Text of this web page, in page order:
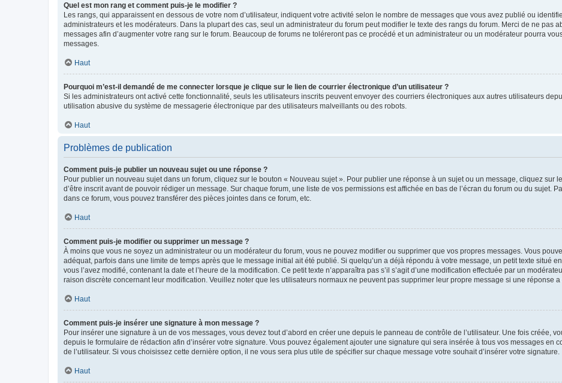
Quel est mon rang et comment puis-je le modifier ?
Les rangs, qui apparaissent en dessous de votre nom d’utilisateur, indiquent votre activité selon le nombre de messages que vous avez publié ou
administrateurs et les modérateurs. Dans la plupart des cas, seul un administrateur du forum peut modifier le texte des rangs du forum. Merci de ne pas
messages afin d’augmenter votre rang sur le forum. Beaucoup de forums ne toléreront pas ce procédé et un administrateur ou un modérateur pourra
messages.
Haut
Pourquoi m’est-il demandé de me connecter lorsque je clique sur le lien de courrier électronique d’un utilisateur ?
Si les administrateurs ont activé cette fonctionnalité, seuls les utilisateurs inscrits peuvent envoyer des courriers électroniques aux autres utilisateurs
utilisation abusive du système de messagerie électronique par des utilisateurs malveillants ou des robots.
Haut
Problèmes de publication
Comment puis-je publier un nouveau sujet ou une réponse ?
Pour publier un nouveau sujet dans un forum, cliquez sur le bouton « Nouveau sujet ». Pour publier une réponse à un sujet ou un message, cliquez sur
d’être inscrit avant de pouvoir rédiger un message. Sur chaque forum, une liste de vos permissions est affichée en bas de l’écran du forum ou du sujet.
dans ce forum, vous pouvez transférer des pièces jointes dans ce forum, etc.
Haut
Comment puis-je modifier ou supprimer un message ?
À moins que vous ne soyez un administrateur ou un modérateur du forum, vous ne pouvez modifier ou supprimer que vos propres messages. Vous
adéquat, parfois dans une limite de temps après que le message initial ait été publié. Si quelqu’un a déjà répondu à votre message, un petit texte situé
vous l’avez modifié, contenant la date et l’heure de la modification. Ce petit texte n’apparaîtra pas s’il s’agit d’une modification effectuée par un
raison discrète concernant leur modification. Veuillez noter que les utilisateurs normaux ne peuvent pas supprimer leur propre message si une réponse a
Haut
Comment puis-je insérer une signature à mon message ?
Pour insérer une signature à un de vos messages, vous devez tout d’abord en créer une depuis le panneau de contrôle de l’utilisateur. Une fois créée,
depuis le formulaire de rédaction afin d’insérer votre signature. Vous pouvez également ajouter une signature qui sera insérée à tous vos messages en
de l’utilisateur. Si vous choisissez cette dernière option, il ne vous sera plus utile de spécifier sur chaque message votre souhait d’insérer votre signature.
Haut